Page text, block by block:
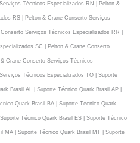
Técnicos Especializados RN | Pelton &
RS | Pelton & Crane Conserto Serviços
Serviços Técnicos Especializados RR |
SC | Pelton & Crane Conserto
Crane Conserto Serviços Técnicos
Técnicos Especializados TO | Suporte
Brasil AL | Suporte Técnico Quark Brasil AP |
Quark Brasil BA | Suporte Técnico Quark
Técnico Quark Brasil ES | Suporte Técnico
MA | Suporte Técnico Quark Brasil MT | Suporte